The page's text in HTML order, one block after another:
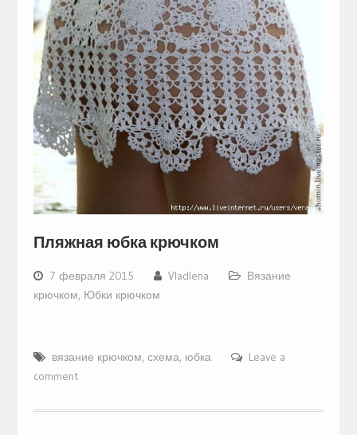
Пляжная юбка крючком
7 февраля 2015 Vladlena
Вязание
крючком, Юбки крючком
вязание крючком, схема, юбка
Leave a
comment